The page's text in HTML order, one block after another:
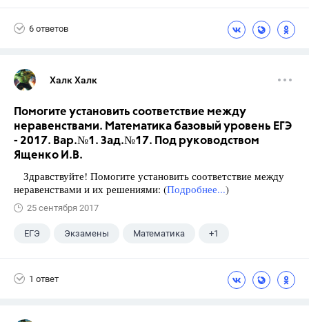
6 ответов
Халк Халк
Помогите установить соответствие между
неравенствами. Математика базовый уровень ЕГЭ
- 2017. Вар.№1. Зад.№17. Под руководством
Ященко И.В.
Здравствуйте! Помогите установить соответствие между
неравенствами и их решениями: (Подробнее...)
25 сентября 2017
ЕГЭ Экзамены Математика +1
1 ответ